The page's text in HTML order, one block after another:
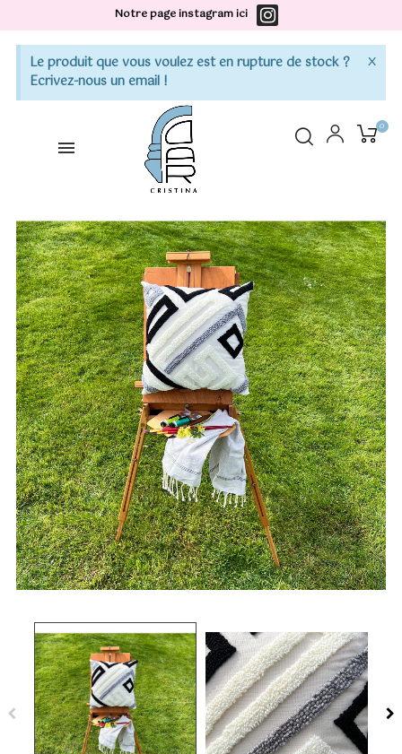
Notre page instagram ici
Le produit que vous voulez est en rupture de stock ?
Ecrivez-nous un email !
×
0